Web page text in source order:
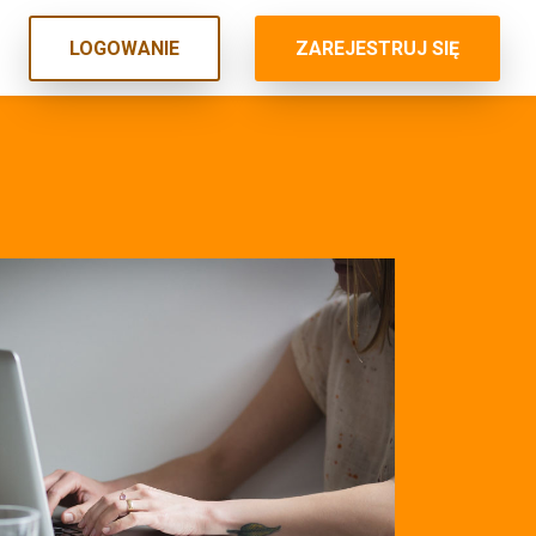
LOGOWANIE ZAREJESTRUJ SIĘ